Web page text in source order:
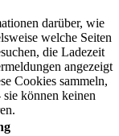
darüber, wie
welche Seiten
die Ladezeit
angezeigt
Cookies sammeln,
sie können keinen